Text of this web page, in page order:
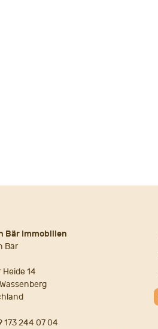
Bär Immobilien
Bär
14
173 244 07 04